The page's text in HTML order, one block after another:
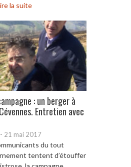
la suite
: un berger à
Entretien avec
- 21 mai 2017
du tout
tentent d’étouffer